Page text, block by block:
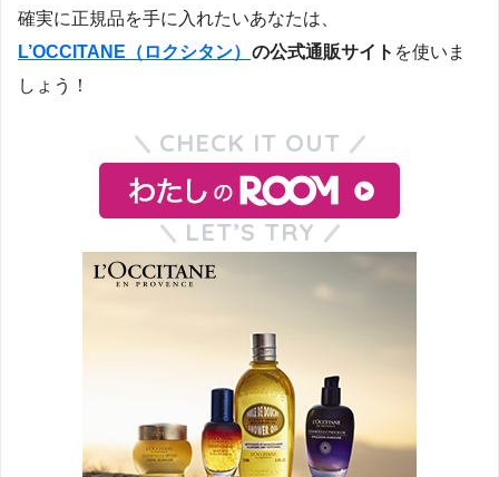
確実に正規品を手に入れたいあなたは、
L’OCCITANE（ロクシタン） の公式通販サイト を使いま
しょう！
CHECK IT OUT
LET’S TRY